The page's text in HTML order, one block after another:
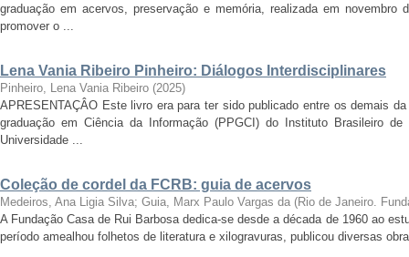
graduação em acervos, preservação e memória, realizada em novembro
promover o ...
Lena Vania Ribeiro Pinheiro: Diálogos Interdisciplinares
Pinheiro, Lena Vania Ribeiro (2025)
APRESENTAÇÂO Este livro era para ter sido publicado entre os demais
graduação em Ciência da Informação (PPGCI) do Instituto Brasileiro
Universidade ...
Coleção de cordel da FCRB: guia de acervos
Medeiros, Ana Ligia Silva; Guia, Marx Paulo Vargas da (Rio de Janeiro.
A Fundação Casa de Rui Barbosa dedica-se desde a década de 1960 ao
período amealhou folhetos de literatura e xilogravuras, publicou diversas